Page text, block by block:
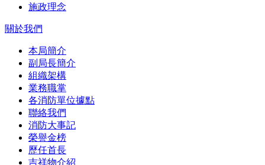
施政理念
關於我們
本局簡介
副局長簡介
組織架構
業務職掌
各消防單位據點
聯絡我們
消防大事記
榮譽金榜
歷任首長
吉祥物介紹